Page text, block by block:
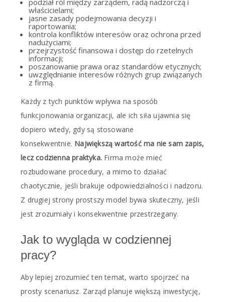
właścicielami;
jasne zasady podejmowania decyzji i
raportowania;
kontrola konfliktów interesów oraz ochrona przed
nadużyciami;
przejrzystość finansowa i dostęp do rzetelnych
informacji;
poszanowanie prawa oraz standardów etycznych;
uwzględnianie interesów różnych grup związanych
z firmą.
Każdy z tych punktów wpływa na sposób
funkcjonowania organizacji, ale ich siła ujawnia się
dopiero wtedy, gdy są stosowane
konsekwentnie. Największą wartość ma nie sam zapis,
lecz codzienna praktyka.Firma może mieć
rozbudowane procedury, a mimo to działać
chaotycznie, jeśli brakuje odpowiedzialności i nadzoru.
Z drugiej strony prostszy model bywa skuteczny, jeśli
jest zrozumiały i konsekwentnie przestrzegany.
Jak to wygląda w codziennej
pracy?
Aby lepiej zrozumieć ten temat, warto spojrzeć na
prosty scenariusz. Zarząd planuje większą inwestycję,